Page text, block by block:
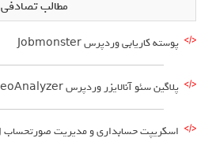
مطالب تصادفی
پوسته کاریابی وردپرس Jobmonster
پلاگین سئو آنالایزر وردپرس SeoAnalyzer نسخه 1.3.5
اسکریپت حسابداری و مدیریت صورتحساب iBilling